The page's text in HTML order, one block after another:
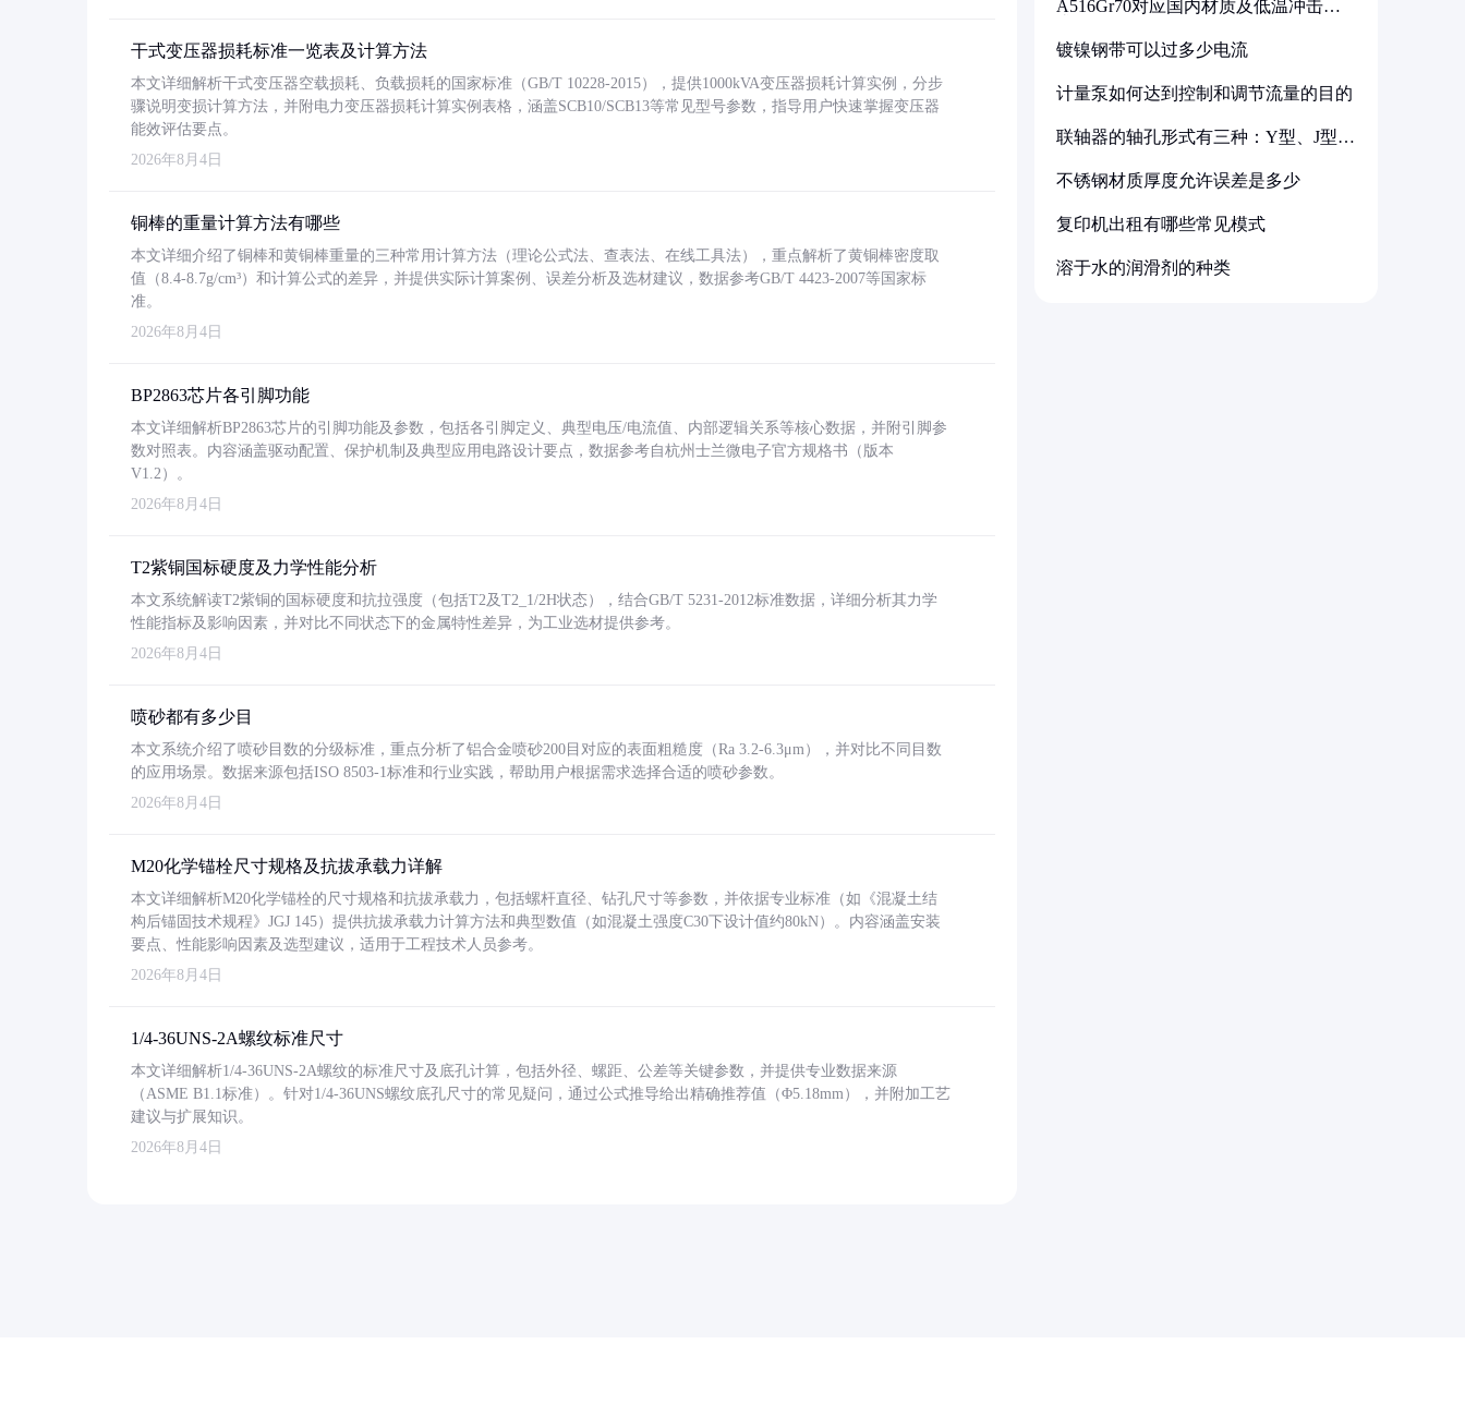
干式变压器损耗标准一览表及计算方法
本文详细解析干式变压器空载损耗、负载损耗的国家标准（GB/T 10228-2015），提供1000kVA变压器损耗计算实例，分步
骤说明变损计算方法，并附电力变压器损耗计算实例表格，涵盖SCB10/SCB13等常见型号参数，指导用户快速掌握变压器
能效评估要点。
2026年8月4日
铜棒的重量计算方法有哪些
本文详细介绍了铜棒和黄铜棒重量的三种常用计算方法（理论公式法、查表法、在线工具法），重点解析了黄铜棒密度取
值（8.4-8.7g/cm³）和计算公式的差异，并提供实际计算案例、误差分析及选材建议，数据参考GB/T 4423-2007等国家标
准。
2026年8月4日
BP2863芯片各引脚功能
本文详细解析BP2863芯片的引脚功能及参数，包括各引脚定义、典型电压/电流值、内部逻辑关系等核心数据，并附引脚参
数对照表。内容涵盖驱动配置、保护机制及典型应用电路设计要点，数据参考自杭州士兰微电子官方规格书（版本
V1.2）。
2026年8月4日
T2紫铜国标硬度及力学性能分析
本文系统解读T2紫铜的国标硬度和抗拉强度（包括T2及T2_1/2H状态），结合GB/T 5231-2012标准数据，详细分析其力学
性能指标及影响因素，并对比不同状态下的金属特性差异，为工业选材提供参考。
2026年8月4日
喷砂都有多少目
本文系统介绍了喷砂目数的分级标准，重点分析了铝合金喷砂200目对应的表面粗糙度（Ra 3.2-6.3μm），并对比不同目数
的应用场景。数据来源包括ISO 8503-1标准和行业实践，帮助用户根据需求选择合适的喷砂参数。
2026年8月4日
M20化学锚栓尺寸规格及抗拔承载力详解
本文详细解析M20化学锚栓的尺寸规格和抗拔承载力，包括螺杆直径、钻孔尺寸等参数，并依据专业标准（如《混凝土结
构后锚固技术规程》JGJ 145）提供抗拔承载力计算方法和典型数值（如混凝土强度C30下设计值约80kN）。内容涵盖安装
要点、性能影响因素及选型建议，适用于工程技术人员参考。
2026年8月4日
1/4-36UNS-2A螺纹标准尺寸
本文详细解析1/4-36UNS-2A螺纹的标准尺寸及底孔计算，包括外径、螺距、公差等关键参数，并提供专业数据来源
（ASME B1.1标准）。针对1/4-36UNS螺纹底孔尺寸的常见疑问，通过公式推导给出精确推荐值（Φ5.18mm），并附加工艺
建议与扩展知识。
2026年8月4日
A516Gr70对应国内材质及低温冲击要
镀镍钢带可以过多少电流
计量泵如何达到控制和调节流量的目的
联轴器的轴孔形式有三种：Y型、J型、
不锈钢材质厚度允许误差是多少
复印机出租有哪些常见模式
溶于水的润滑剂的种类